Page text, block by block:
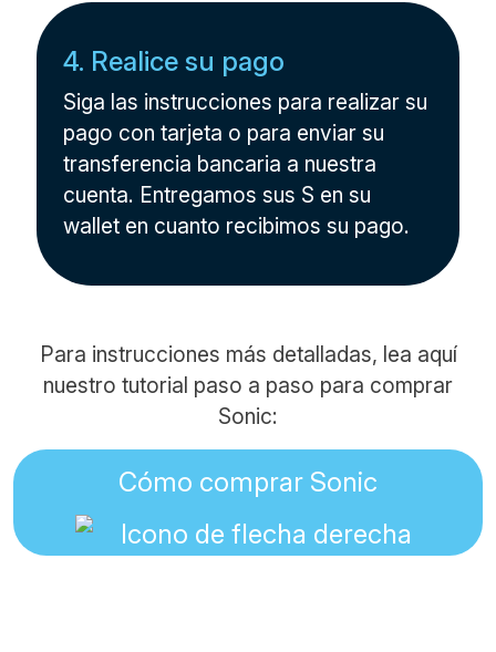
4. Realice su pago
Siga las instrucciones para realizar su
pago con tarjeta o para enviar su
transferencia bancaria a nuestra
cuenta. Entregamos sus S en su
wallet en cuanto recibimos su pago.
Para instrucciones más detalladas, lea aquí
nuestro tutorial paso a paso para comprar
Sonic:
Cómo comprar Sonic